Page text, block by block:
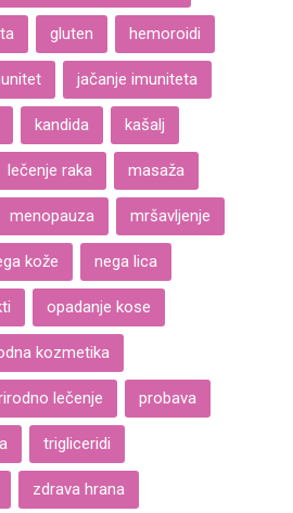
gluten hemoroidi
jačanje imuniteta
kandida kašalj
lečenje raka masaža
menopauza mršavljenje
kože nega lica
opadanje kose
kozmetika
lečenje probava
trigliceridi
zdrava hrana